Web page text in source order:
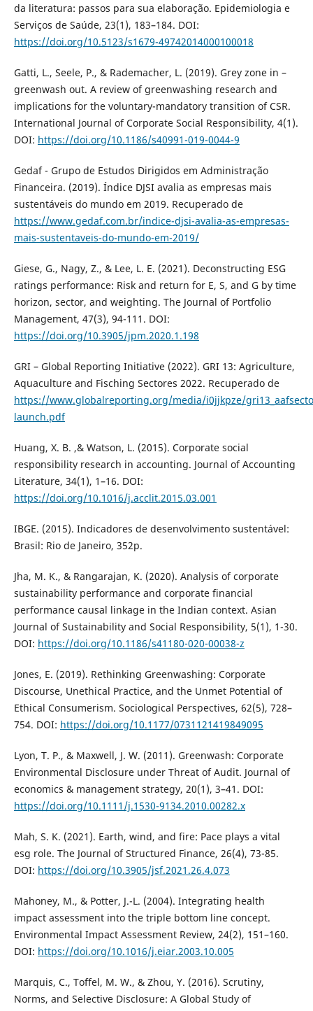
da literatura: passos para sua elaboração. Epidemiologia e
Serviços de Saúde, 23(1), 183–184. DOI:
https://doi.org/10.5123/s1679-49742014000100018
Gatti, L., Seele, P., & Rademacher, L. (2019). Grey zone in –
greenwash out. A review of greenwashing research and
implications for the voluntary-mandatory transition of CSR.
International Journal of Corporate Social Responsibility, 4(1).
DOI: https://doi.org/10.1186/s40991-019-0044-9
Gedaf - Grupo de Estudos Dirigidos em Administração
Financeira. (2019). Índice DJSI avalia as empresas mais
sustentáveis do mundo em 2019. Recuperado de
https://www.gedaf.com.br/indice-djsi-avalia-as-empresas-
mais-sustentaveis-do-mundo-em-2019/
Giese, G., Nagy, Z., & Lee, L. E. (2021). Deconstructing ESG
ratings performance: Risk and return for E, S, and G by time
horizon, sector, and weighting. The Journal of Portfolio
Management, 47(3), 94-111. DOI:
https://doi.org/10.3905/jpm.2020.1.198
GRI – Global Reporting Initiative (2022). GRI 13: Agriculture,
Aquaculture and Fisching Sectores 2022. Recuperado de
https://www.globalreporting.org/media/i0jjkpze/
launch.pdf
Huang, X. B. ,& Watson, L. (2015). Corporate social
responsibility research in accounting. Journal of Accounting
Literature, 34(1), 1–16. DOI:
https://doi.org/10.1016/j.acclit.2015.03.001
IBGE. (2015). Indicadores de desenvolvimento sustentável:
Brasil: Rio de Janeiro, 352p.
Jha, M. K., & Rangarajan, K. (2020). Analysis of corporate
sustainability performance and corporate financial
performance causal linkage in the Indian context. Asian
Journal of Sustainability and Social Responsibility, 5(1), 1-30.
DOI: https://doi.org/10.1186/s41180-020-00038-z
Jones, E. (2019). Rethinking Greenwashing: Corporate
Discourse, Unethical Practice, and the Unmet Potential of
Ethical Consumerism. Sociological Perspectives, 62(5), 728–
754. DOI: https://doi.org/10.1177/0731121419849095
Lyon, T. P., & Maxwell, J. W. (2011). Greenwash: Corporate
Environmental Disclosure under Threat of Audit. Journal of
economics & management strategy, 20(1), 3–41. DOI:
https://doi.org/10.1111/j.1530-9134.2010.00282.x
Mah, S. K. (2021). Earth, wind, and fire: Pace plays a vital
esg role. The Journal of Structured Finance, 26(4), 73-85.
DOI: https://doi.org/10.3905/jsf.2021.26.4.073
Mahoney, M., & Potter, J.-L. (2004). Integrating health
impact assessment into the triple bottom line concept.
Environmental Impact Assessment Review, 24(2), 151–160.
DOI: https://doi.org/10.1016/j.eiar.2003.10.005
Marquis, C., Toffel, M. W., & Zhou, Y. (2016). Scrutiny,
Norms, and Selective Disclosure: A Global Study of